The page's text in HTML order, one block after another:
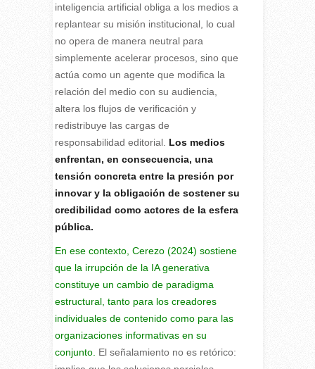
inteligencia artificial obliga a los medios a
replantear su misión institucional, lo cual
no opera de manera neutral para
simplemente acelerar procesos, sino que
actúa como un agente que modifica la
relación del medio con su audiencia,
altera los flujos de verificación y
redistribuye las cargas de
responsabilidad editorial. Los medios
enfrentan, en consecuencia, una
tensión concreta entre la presión por
innovar y la obligación de sostener su
credibilidad como actores de la esfera
pública.
En ese contexto, Cerezo (2024) sostiene
que la irrupción de la IA generativa
constituye un cambio de paradigma
estructural, tanto para los creadores
individuales de contenido como para las
organizaciones informativas en su
conjunto. El señalamiento no es retórico: